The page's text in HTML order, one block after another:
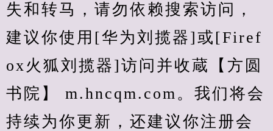
失和转马，请勿依赖搜索访问，
建议你使用[华为刘揽器]或[Firef
ox火狐刘揽器]访问并收蔵【方圆
书院】 m.hncqm.com。我们将会
持续为你更新，还建议你注册会